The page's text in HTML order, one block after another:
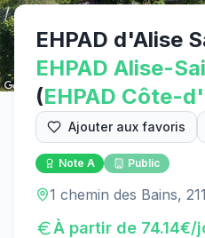
EHPAD d'Alise
EHPAD Alise-
(EHPAD Côte-
Ajouter aux favoris
Note A Public
1 chemin des Bains,
À partir de 74.14€/